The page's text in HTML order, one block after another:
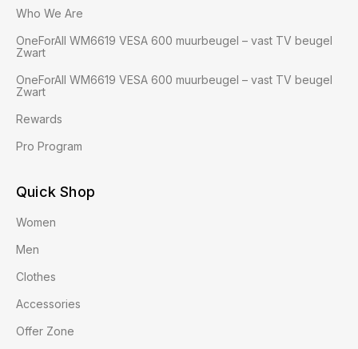
Who We Are
OneForAll WM6619 VESA 600 muurbeugel – vast TV beugel
Zwart
OneForAll WM6619 VESA 600 muurbeugel – vast TV beugel
Zwart
Rewards
Pro Program
Quick Shop
Women
Men
Clothes
Accessories
Offer Zone